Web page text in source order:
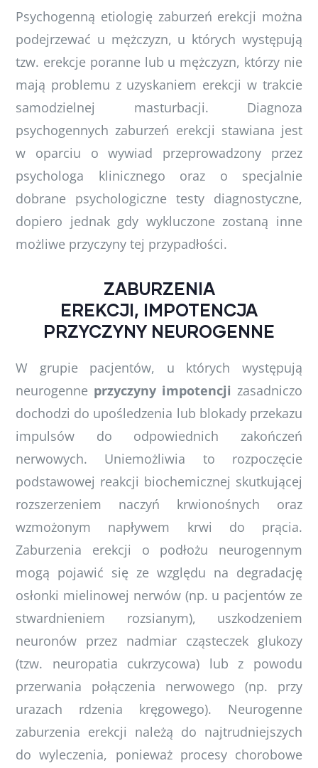
Psychogenną etiologię zaburzeń erekcji można
podejrzewać u mężczyzn, u których występują
tzw. erekcje poranne lub u mężczyzn, którzy nie
mają problemu z uzyskaniem erekcji w trakcie
samodzielnej masturbacji. Diagnoza
psychogennych zaburzeń erekcji stawiana jest
w oparciu o wywiad przeprowadzony przez
psychologa klinicznego oraz o specjalnie
dobrane psychologiczne testy diagnostyczne,
dopiero jednak gdy wykluczone zostaną inne
możliwe przyczyny tej przypadłości.
ZABURZENIA
EREKCJI, IMPOTENCJA
PRZYCZYNY NEUROGENNE
W grupie pacjentów, u których występują
neurogenne przyczyny impotencji zasadniczo
dochodzi do upośledzenia lub blokady przekazu
impulsów do odpowiednich zakończeń
nerwowych. Uniemożliwia to rozpoczęcie
podstawowej reakcji biochemicznej skutkującej
rozszerzeniem naczyń krwionośnych oraz
wzmożonym napływem krwi do prącia.
Zaburzenia erekcji o podłożu neurogennym
mogą pojawić się ze względu na degradację
osłonki mielinowej nerwów (np. u pacjentów ze
stwardnieniem rozsianym), uszkodzeniem
neuronów przez nadmiar cząsteczek glukozy
(tzw. neuropatia cukrzycowa) lub z powodu
przerwania połączenia nerwowego (np. przy
urazach rdzenia kręgowego). Neurogenne
zaburzenia erekcji należą do najtrudniejszych
do wyleczenia, ponieważ procesy chorobowe